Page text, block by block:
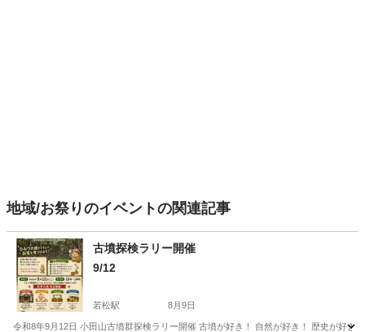
地域/お祭りのイベントの関連記事
古墳探検ラリー開催
9/12
若松駅 8月9日
令和8年9月12日 小田山古墳群探検ラリー開催 古墳が好き！ 自然が好き！ 歴史が好